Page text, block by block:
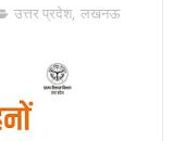
उत्तर प्रदेश, लखनऊ